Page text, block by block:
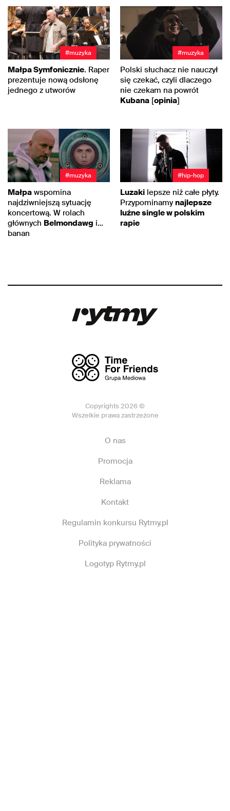
#muzyka
Małpa Symfonicznie. Raper
prezentuje nową odsłonę
jednego z utworów
#muzyka
Polski słuchacz nie nauczył
się czekać, czyli dlaczego
nie czekam na powrót
Kubana [opinia]
#muzyka
Małpa wspomina
najdziwniejszą sytuację
koncertową. W rolach
głównych Belmondawg i…
banan
#hip-hop
Luzaki lepsze niż całe płyty.
Przypominamy najlepsze
luźne single w polskim
rapie
Copyrights 2026 ©
Wszelkie prawa zastrzeżone
O nas
Promocja
Reklama
Kontakt
Regulamin konkursu Rytmy.pl
Polityka prywatności
Logotyp Rytmy.pl